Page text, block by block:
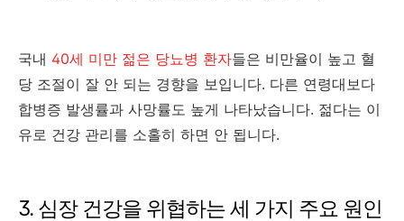
국내 40세 미만 젊은 당뇨병 환자들은 비만율이 높고 혈
당 조절이 잘 안 되는 경향을 보입니다. 다른 연령대보다
합병증 발생률과 사망률도 높게 나타났습니다. 젊다는 이
유로 건강 관리를 소홀히 하면 안 됩니다.
3. 심장 건강을 위협하는 세 가지 주요 원인